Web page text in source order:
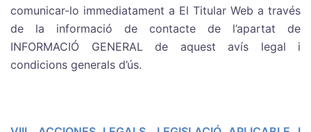
comunicar-lo immediatament a El Titular Web a través
de la informació de contacte de l’apartat de
INFORMACIÓ GENERAL de aquest avís legal i
condicions generals d’ús.